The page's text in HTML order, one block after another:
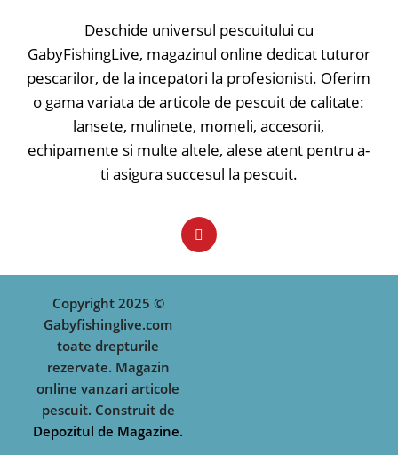
Deschide universul pescuitului cu
GabyFishingLive, magazinul online dedicat tuturor
pescarilor, de la incepatori la profesionisti. Oferim
o gama variata de articole de pescuit de calitate:
lansete, mulinete, momeli, accesorii,
echipamente si multe altele, alese atent pentru a-
ti asigura succesul la pescuit.
Copyright 2025 ©
Gabyfishinglive.com
toate drepturile
rezervate. Magazin
online vanzari articole
pescuit. Construit de
Depozitul de Magazine.